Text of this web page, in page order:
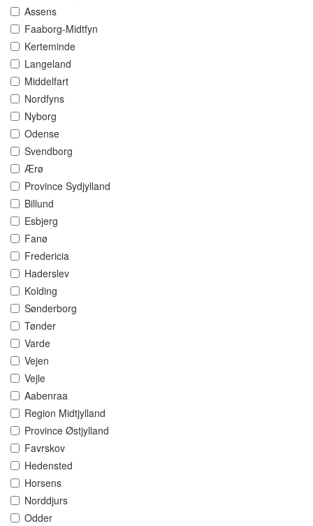
Assens
Faaborg-Midtfyn
Kerteminde
Langeland
Middelfart
Nordfyns
Nyborg
Odense
Svendborg
Ærø
Province Sydjylland
Billund
Esbjerg
Fanø
Fredericia
Haderslev
Kolding
Sønderborg
Tønder
Varde
Vejen
Vejle
Aabenraa
Region Midtjylland
Province Østjylland
Favrskov
Hedensted
Horsens
Norddjurs
Odder